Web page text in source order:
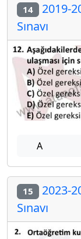
14 2019-
Sınavı
A
15 2023-
Sınavı